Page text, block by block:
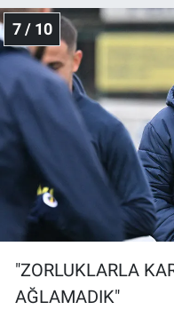
7 / 10
"ZORLUKLARLA
AĞLAMADIK"